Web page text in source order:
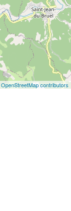
OpenStreetMap contributors